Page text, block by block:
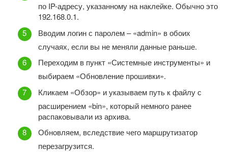
по IP-адресу, указанному на наклейке. Обычно это
192.168.0.1.
Вводим логин с паролем – «admin» в обоих
случаях, если вы не меняли данные раньше.
Переходим в пункт «Системные инструменты» и
выбираем «Обновление прошивки».
Кликаем «Обзор» и указываем путь к файлу с
расширением «bin», который немного ранее
распаковывали из архива.
Обновляем, вследствие чего маршрутизатор
перезагрузится.